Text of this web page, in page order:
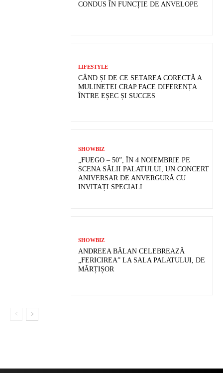
CONDUS ÎN FUNCȚIE DE ANVELOPE
LIFESTYLE
CÂND ȘI DE CE SETAREA CORECTĂ A
MULINETEI CRAP FACE DIFERENȚA
ÎNTRE EȘEC ȘI SUCCES
SHOWBIZ
„FUEGO – 50”, ÎN 4 NOIEMBRIE PE
SCENA SĂLII PALATULUI, UN CONCERT
ANIVERSAR DE ANVERGURĂ CU
INVITAȚI SPECIALI
SHOWBIZ
ANDREEA BĂLAN CELEBREAZĂ
„FERICIREA” LA SALA PALATULUI, DE
MĂRȚIȘOR